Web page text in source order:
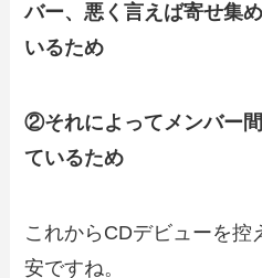
バー、悪く言えば寄せ集
いるため
②それによってメンバー
ているため
これからCDデビューを控
安ですね。